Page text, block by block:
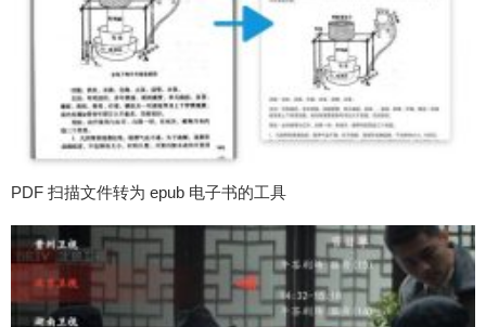
PDF 扫描文件转为 epub 电子书的工具